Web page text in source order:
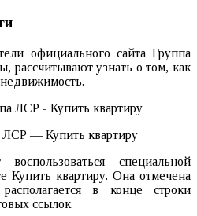
официального сайта Группа
рассчитывают узнать о том, как
— Купить квартиру
специальной
Купить квартиру. Она отмечена
в конце строки
ссылок.